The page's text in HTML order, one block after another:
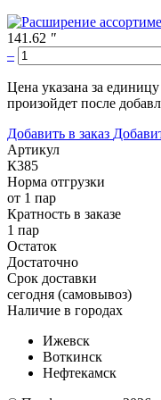
141.62 "
–
Цена указана за
произойдет после
Добавить в заказ
Артикул
К385
Норма отгрузки
от 1 пар
Кратность в заказе
1 пар
Остаток
Достаточно
Срок доставки
cегодня (самовывоз)
Наличие в городах
Ижевск
Воткинск
Нефтекамск